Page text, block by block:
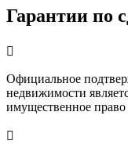
Гарантии по

Официальное
недвижимости
имущественное
